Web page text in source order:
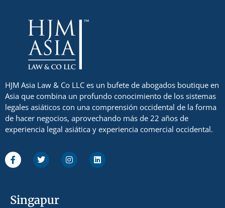
HJM Asia Law & Co LLC es un bufete de abogados boutique en
Asia que combina un profundo conocimiento de los sistemas
legales asiáticos con una comprensión occidental de la forma
de hacer negocios, aprovechando más de 22 años de
experiencia legal asiática y experiencia comercial occidental.
Singapur